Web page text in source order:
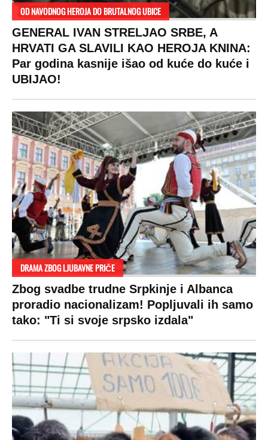
SPREMITE SE
Za posnu slavsku trpezu ove godine treba
izdvojiti ozbiljnu sumu novca: Nečija cela
plata ode na svega 20 gostiju
VESTI
Politika
Društvo
Hronika
Ekonomija
Kosovo
Sudbine
SHOWBIZ
Rijaliti
Zvezde
Holivud
Kviz
SPORT
Fudbal
Košarka
Tenis
Ostali sportovi
Navijači
Showtime
VIRALNO
Bizar
Svaštara
Tiktok
LIFESTYLE
Stil
Ljubav
Zdravlje
Hi-Tech
SVET
Planeta
Globalno zagrevanje
Hrvatska
BiH
Crna Gora
MONDO INC.
Impressum
Kontakt
Marketing
Politika o kolačićima
Uslovi korišćenja